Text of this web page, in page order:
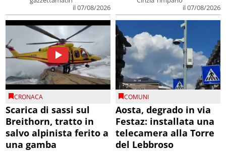
il 07/08/2026
il 07/08/2026
CRONACA
Scarica di sassi sul
Breithorn, tratto in
salvo alpinista ferito a
una gamba
COMUNI
Aosta, degrado in via
Festaz: installata una
telecamera alla Torre
del Lebbroso